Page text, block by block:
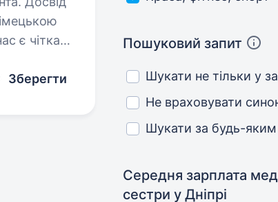
є чітка
Зберегти
Пошуковий запит
Шукати не тільки у
Не враховувати
Шукати за будь-яким
Середня зарплата
сестриу Дніпрі